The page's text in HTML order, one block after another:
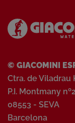
© GIACOMINI
Ctra. de Viladrau
P.I. Montmany nº2
08553 - SEVA
Barcelona